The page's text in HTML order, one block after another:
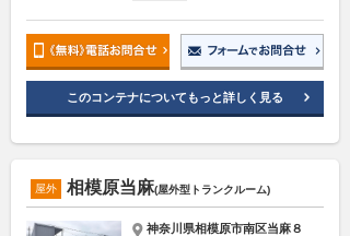
このコンテナについてもっと詳しく見る
屋外 相模原当麻(屋外型トランクルーム)
神奈川県相模原市南区当麻８